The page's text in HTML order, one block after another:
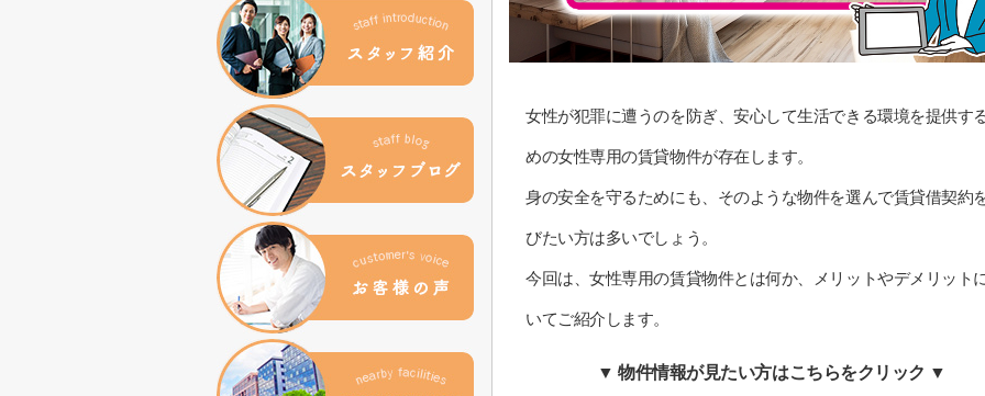
女性が犯罪に遭うのを防ぎ、安心して生活できる環境を提供す
めの女性専用の賃貸物件が存在します。
身の安全を守るためにも、そのような物件を選んで賃貸借契約
びたい方は多いでしょう。
今回は、女性専用の賃貸物件とは何か、メリットやデメリット
いてご紹介します。
▼ 物件情報が見たい方はこちらをクリック ▼